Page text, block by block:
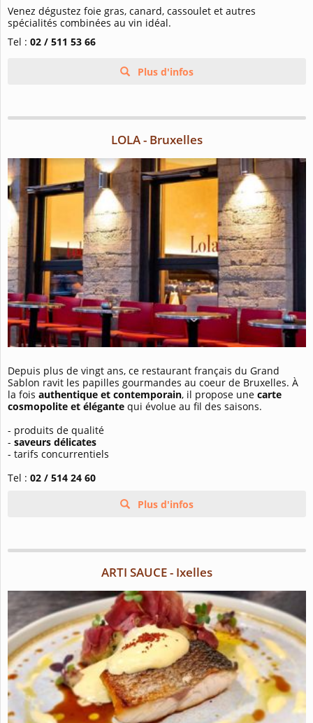
Venez dégustez foie gras, canard, cassoulet et autres
spécialités combinées au vin idéal.
Tel : 02 / 511 53 66
Plus d'infos
LOLA - Bruxelles
Depuis plus de vingt ans, ce restaurant français du Grand
Sablon ravit les papilles gourmandes au coeur de Bruxelles. À
la fois authentique et contemporain, il propose une carte
cosmopolite et élégante qui évolue au fil des saisons.
- produits de qualité
- saveurs délicates
- tarifs concurrentiels
Tel : 02 / 514 24 60
Plus d'infos
ARTI SAUCE - Ixelles